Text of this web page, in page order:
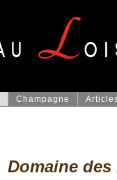
Champagne
Domaine des